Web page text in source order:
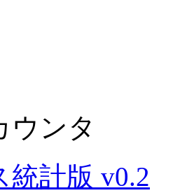
ウンタ
統計版 v0.2